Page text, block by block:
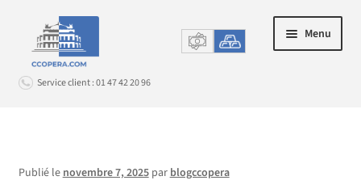
navigation
contenu
Service client : 01 47 42 20 96
Menu
Publié le novembre 7, 2025 par blogccopera